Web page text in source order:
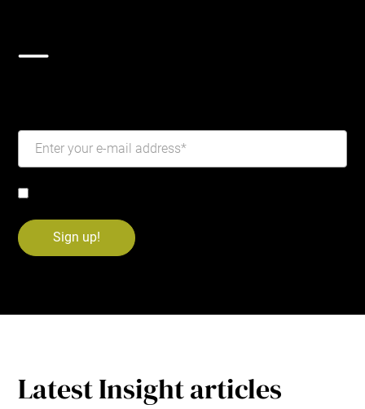
Latest Insight articles